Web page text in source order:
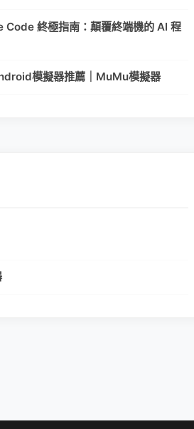
終極指南：顛覆終端機的 AI 程
模擬器推薦｜MuMu模擬器